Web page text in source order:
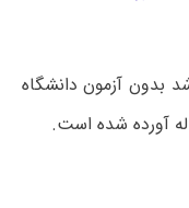
بدون آزمون دانشگاه